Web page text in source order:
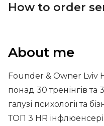
About me
Founder & Owner Lviv
понад 30 тренінгів
галузі психології та
ТОП 3 HR
How to order